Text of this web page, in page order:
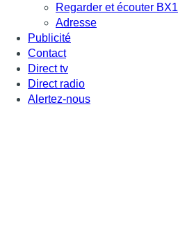
Regarder et écouter BX1
Adresse
Publicité
Contact
Direct tv
Direct radio
Alertez-nous